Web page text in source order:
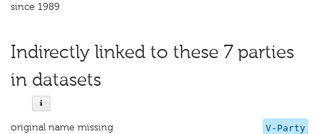
since 1989
Indirectly linked to these 7 parties
in datasets
V-Party
original name missing